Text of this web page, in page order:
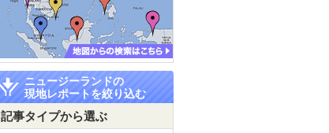
ニュージーランドの
現地レポートを絞り込む
記事タイプから選ぶ